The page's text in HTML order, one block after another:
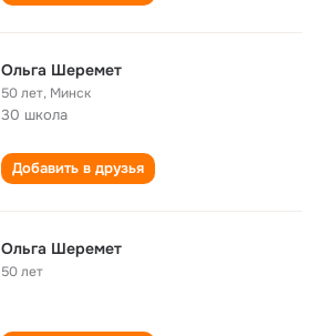
Ольга Шеремет
50 лет, Минск
30 школа
Добавить в друзья
Ольга Шеремет
50 лет